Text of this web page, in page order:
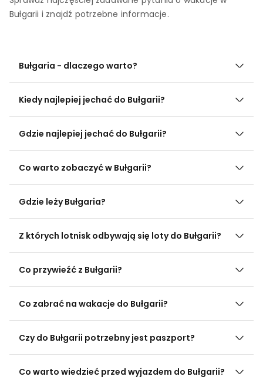
Bułgarii i znajdź potrzebne informacje.
Bułgaria - dlaczego warto?
Kiedy najlepiej jechać do Bułgarii?
Gdzie najlepiej jechać do Bułgarii?
Co warto zobaczyć w Bułgarii?
Gdzie leży Bułgaria?
Z których lotnisk odbywają się loty do Bułgarii?
Co przywieźć z Bułgarii?
Co zabrać na wakacje do Bułgarii?
Czy do Bułgarii potrzebny jest paszport?
Co warto wiedzieć przed wyjazdem do Bułgarii?